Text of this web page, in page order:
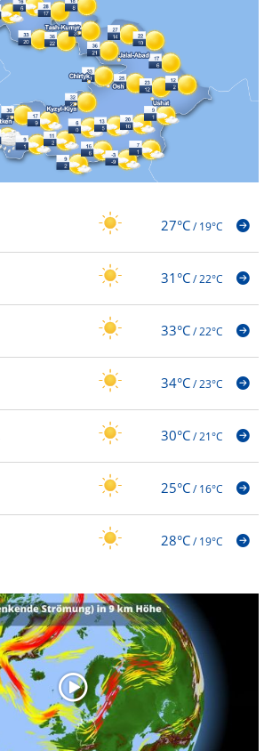
27°C/19°C
31°C/22°C
33°C/22°C
34°C/23°C
30°C/21°C
25°C/16°C
28°C/19°C